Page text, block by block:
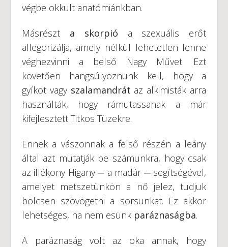
végbe okkult anatómiánkban.
Másrészt a skorpió a szexuális erőt
allegorizálja, amely nélkül lehetetlen lenne
véghezvinni a belső Nagy Művet. Ezt
követően hangsúlyoznunk kell, hogy a
gyíkot vagy szalamandrát az alkimisták arra
használták, hogy rámutassanak a már
kifejlesztett Titkos Tüzekre.
Ennek a vászonnak a felső részén a leány
által azt mutatják be számunkra, hogy csak
az illékony Higany ─ a madár ─ segítségével,
amelyet metszetünkön a nő jelez, tudjuk
bölcsen szövögetni a sorsunkat. Ez akkor
lehetséges, ha nem esünk paráznaságba.
A paráznaság volt az oka annak, hogy